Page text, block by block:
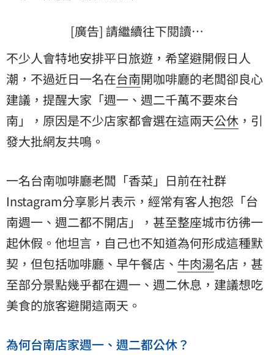
[廣告] 請繼續往下閱讀…
不少人會特地安排平日旅遊，希望避開假日人
潮，不過近日一名在台南開咖啡廳的老闆卻良心
建議，提醒大家「週一、週二千萬不要來台
南」，原因是不少店家都會選在這兩天公休 ，引
發大批網友共鳴。
一名台南咖啡廳老闆「香菜」日前在社群
Instagram分享影片表示，經常有客人抱怨「台
南週一、週二都不開店」，甚至整座城市彷彿一
起休假。他坦言，自己也不知道為何形成這種默
契，但包括咖啡廳、早午餐店、 牛肉湯名店，甚
至部分景點幾乎都在週一、週二休息，建議想吃
美食的旅客避開這兩天。
為何台南店家週一、週二都公休？